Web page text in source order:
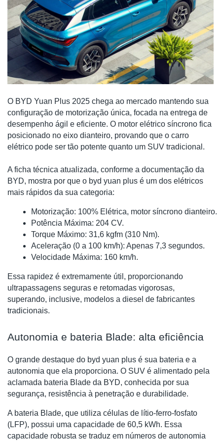
O BYD Yuan Plus 2025 chega ao mercado mantendo sua
configuração de motorização única, focada na entrega de
desempenho ágil e eficiente. O motor elétrico síncrono fica
posicionado no eixo dianteiro, provando que o carro
elétrico pode ser tão potente quanto um SUV tradicional.
A ficha técnica atualizada, conforme a documentação da
BYD, mostra por que o byd yuan plus é um dos elétricos
mais rápidos da sua categoria:
Motorização: 100% Elétrica, motor síncrono dianteiro.
Potência Máxima: 204 CV.
Torque Máximo: 31,6 kgfm (310 Nm).
Aceleração (0 a 100 km/h): Apenas 7,3 segundos.
Velocidade Máxima: 160 km/h.
Essa rapidez é extremamente útil, proporcionando
ultrapassagens seguras e retomadas vigorosas,
superando, inclusive, modelos a diesel de fabricantes
tradicionais.
Autonomia e bateria Blade: alta eficiência
O grande destaque do byd yuan plus é sua bateria e a
autonomia que ela proporciona. O SUV é alimentado pela
aclamada bateria Blade da BYD, conhecida por sua
segurança, resistência à penetração e durabilidade.
A bateria Blade, que utiliza células de lítio-ferro-fosfato
(LFP), possui uma capacidade de 60,5 kWh. Essa
capacidade robusta se traduz em números de autonomia